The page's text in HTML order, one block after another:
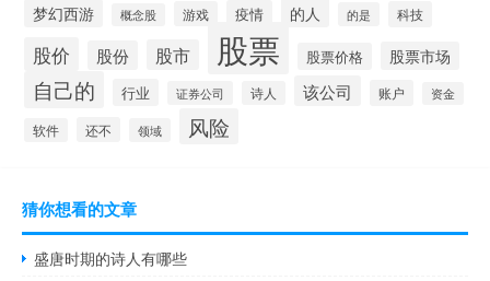
梦幻西游 概念股 游戏 疫情 的人 的是 科技
股价 股份 股市 股票 股票价格 股票市场
自己的 行业 证券公司 诗人 该公司 账户 资金
软件 还不 领域 风险
猜你想看的文章
盛唐时期的诗人有哪些